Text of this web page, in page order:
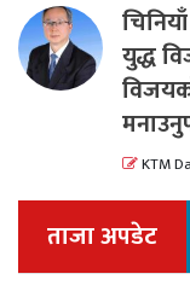
युद्ध
KTM
ताजा अपडेट